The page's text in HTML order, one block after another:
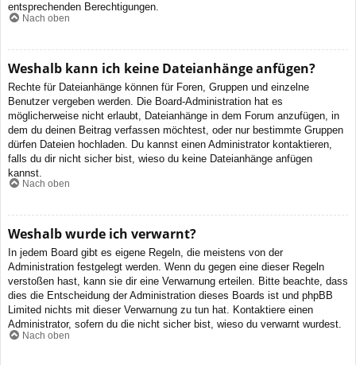
entsprechenden Berechtigungen.
Nach oben
Weshalb kann ich keine Dateianhänge anfügen?
Rechte für Dateianhänge können für Foren, Gruppen und einzelne
Benutzer vergeben werden. Die Board-Administration hat es
möglicherweise nicht erlaubt, Dateianhänge in dem Forum anzufügen, in
dem du deinen Beitrag verfassen möchtest, oder nur bestimmte Gruppen
dürfen Dateien hochladen. Du kannst einen Administrator kontaktieren,
falls du dir nicht sicher bist, wieso du keine Dateianhänge anfügen
kannst.
Nach oben
Weshalb wurde ich verwarnt?
In jedem Board gibt es eigene Regeln, die meistens von der
Administration festgelegt werden. Wenn du gegen eine dieser Regeln
verstoßen hast, kann sie dir eine Verwarnung erteilen. Bitte beachte, dass
dies die Entscheidung der Administration dieses Boards ist und phpBB
Limited nichts mit dieser Verwarnung zu tun hat. Kontaktiere einen
Administrator, sofern du die nicht sicher bist, wieso du verwarnt wurdest.
Nach oben